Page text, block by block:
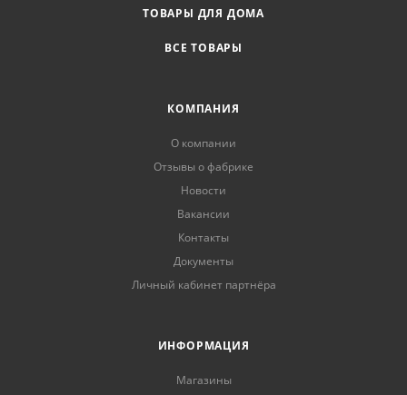
ТОВАРЫ ДЛЯ ДОМА
ВСЕ ТОВАРЫ
КОМПАНИЯ
О компании
Отзывы о фабрике
Новости
Вакансии
Контакты
Документы
Личный кабинет партнёра
ИНФОРМАЦИЯ
Магазины